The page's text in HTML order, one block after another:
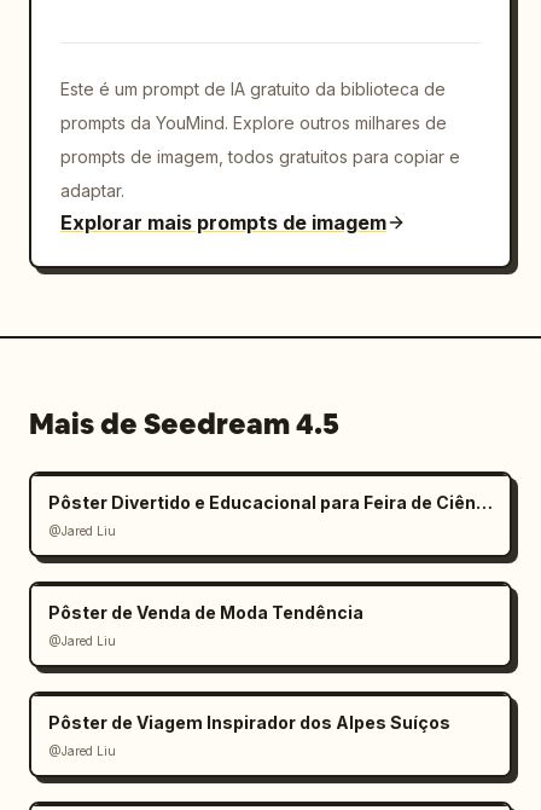
Este é um prompt de IA gratuito da biblioteca de
prompts da YouMind. Explore outros milhares de
prompts de imagem, todos gratuitos para copiar e
adaptar.
Explorar mais prompts de imagem
Mais de Seedream 4.5
Pôster Divertido e Educacional para Feira de Ciências Infantil
@Jared Liu
Pôster de Venda de Moda Tendência
@Jared Liu
Pôster de Viagem Inspirador dos Alpes Suíços
@Jared Liu